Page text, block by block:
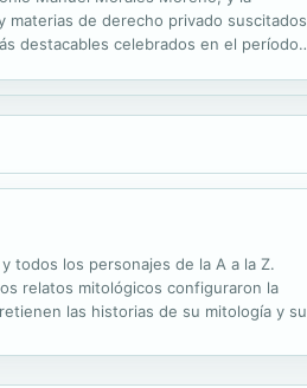
materias de derecho privado suscitados
destacables celebrados en el período
todos los personajes de la A a la Z.
relatos mitológicos configuraron la
las historias de su mitología y su